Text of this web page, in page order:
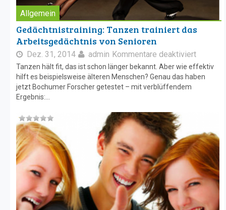
Allgemein
Gedächtnistraining: Tanzen trainiert das
Arbeitsgedächtnis von Senioren
Dez. 31, 2014 admin Kommentare deaktiviert
Tanzen hält fit, das ist schon länger bekannt. Aber wie effektiv
hilft es beispielsweise älteren Menschen? Genau das haben
jetzt Bochumer Forscher getestet – mit verblüffendem
Ergebnis:...